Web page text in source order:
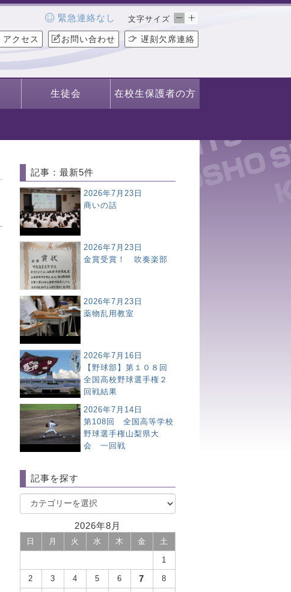
文字サイズ
アクセス お問い合わせ 遅刻欠席連絡
緊急連絡なし
生徒会 在校生保護者の方
記事：最新5件
2026年7月23日
商いの話
2026年7月23日
金賞受賞！ 吹奏楽部
2026年7月23日
薬物乱用教室
2026年7月16日
【野球部】第１０８回
全国高校野球選手権２
回戦結果
2026年7月14日
第108回 全国高等学校
野球選手権山梨県大
会 一回戦
記事を探す
2026年8月
日 月 火 水 木 金 土
1
2 3 4 5 6 7 8